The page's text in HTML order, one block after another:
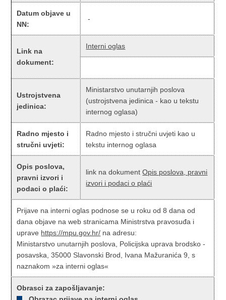
Datum objave u
NN:
-
Link na
dokument:
Interni oglas
Ustrojstvena
jedinica:
Ministarstvo unutarnjih poslova
(ustrojstvena jedinica - kao u tekstu
internog oglasa)
Radno mjesto i
stručni uvjeti:
Radno mjesto i stručni uvjeti kao u
tekstu internog oglasa
Opis poslova,
pravni izvori i
podaci o plaći:
link na dokumentOpis poslova, pravni
izvori i podaci o plaći
Prijave na interni oglas podnose se u roku od 8 dana od
dana objave na web stranicama Ministrstva pravosuđa i
uprave https://mpu.gov.hr/ na adresu:
Ministarstvo unutarnjih poslova, Policijska uprava brodsko -
posavska, 35000 Slavonski Brod, Ivana Mažuranića 9, s
naznakom »za interni oglas«
Obrasci za zapošljavanje: